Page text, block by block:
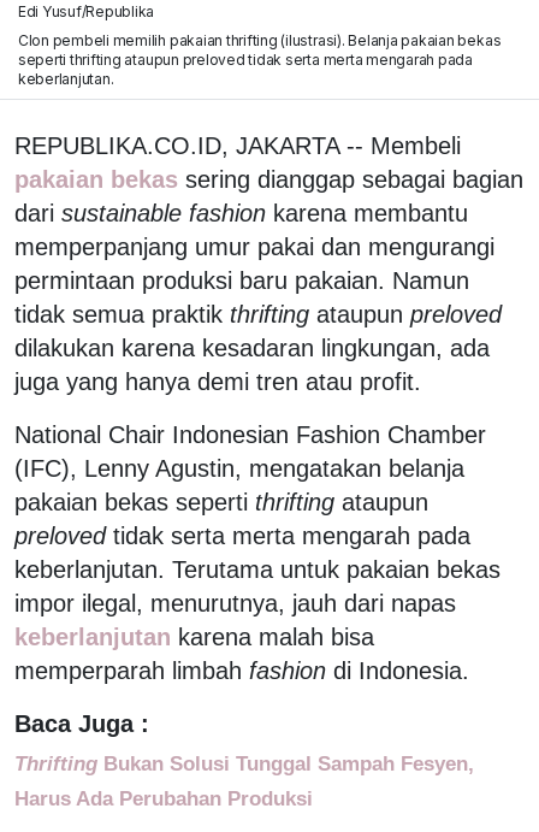
Edi Yusuf/Republika
Clon pembeli memilih pakaian thrifting (ilustrasi). Belanja pakaian bekas
seperti thrifting ataupun preloved tidak serta merta mengarah pada
keberlanjutan.
REPUBLIKA.CO.ID, JAKARTA -- Membeli
pakaian bekas sering dianggap sebagai bagian
dari sustainable fashion karena membantu
memperpanjang umur pakai dan mengurangi
permintaan produksi baru pakaian. Namun
tidak semua praktik thrifting ataupun preloved
dilakukan karena kesadaran lingkungan, ada
juga yang hanya demi tren atau profit.
National Chair Indonesian Fashion Chamber
(IFC), Lenny Agustin, mengatakan belanja
pakaian bekas seperti thrifting ataupun
prelovedtidak serta merta mengarah pada
keberlanjutan. Terutama untuk pakaian bekas
impor ilegal, menurutnya, jauh dari napas
keberlanjutan karena malah bisa
memperparah limbah fashion di Indonesia.
Baca Juga :
Thrifting Bukan Solusi Tunggal Sampah Fesyen,
Harus Ada Perubahan Produksi